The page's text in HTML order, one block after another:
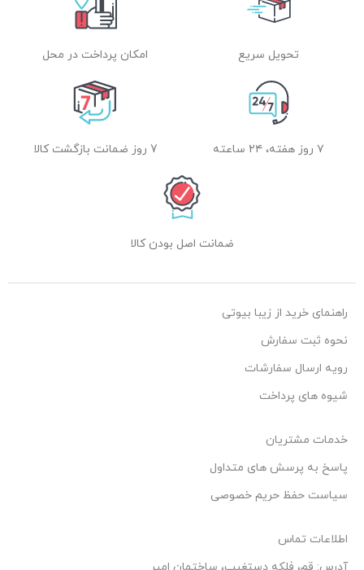
تحویل سریع امکان پرداخت در محل
۷ روز هفته، ۲۴ ساعته 7 روز ضمانت بازگشت کالا
ضمانت اصل بودن کالا
راهنمای خرید از زیبا بیوتی
نحوه ثبت سفارش
رویه ارسال سفارشات
شیوه های پرداخت
خدمات مشتریان
پاسخ به پرسش های متداول
سیاست حفظ حریم خصوصی
اطلاعات تماس